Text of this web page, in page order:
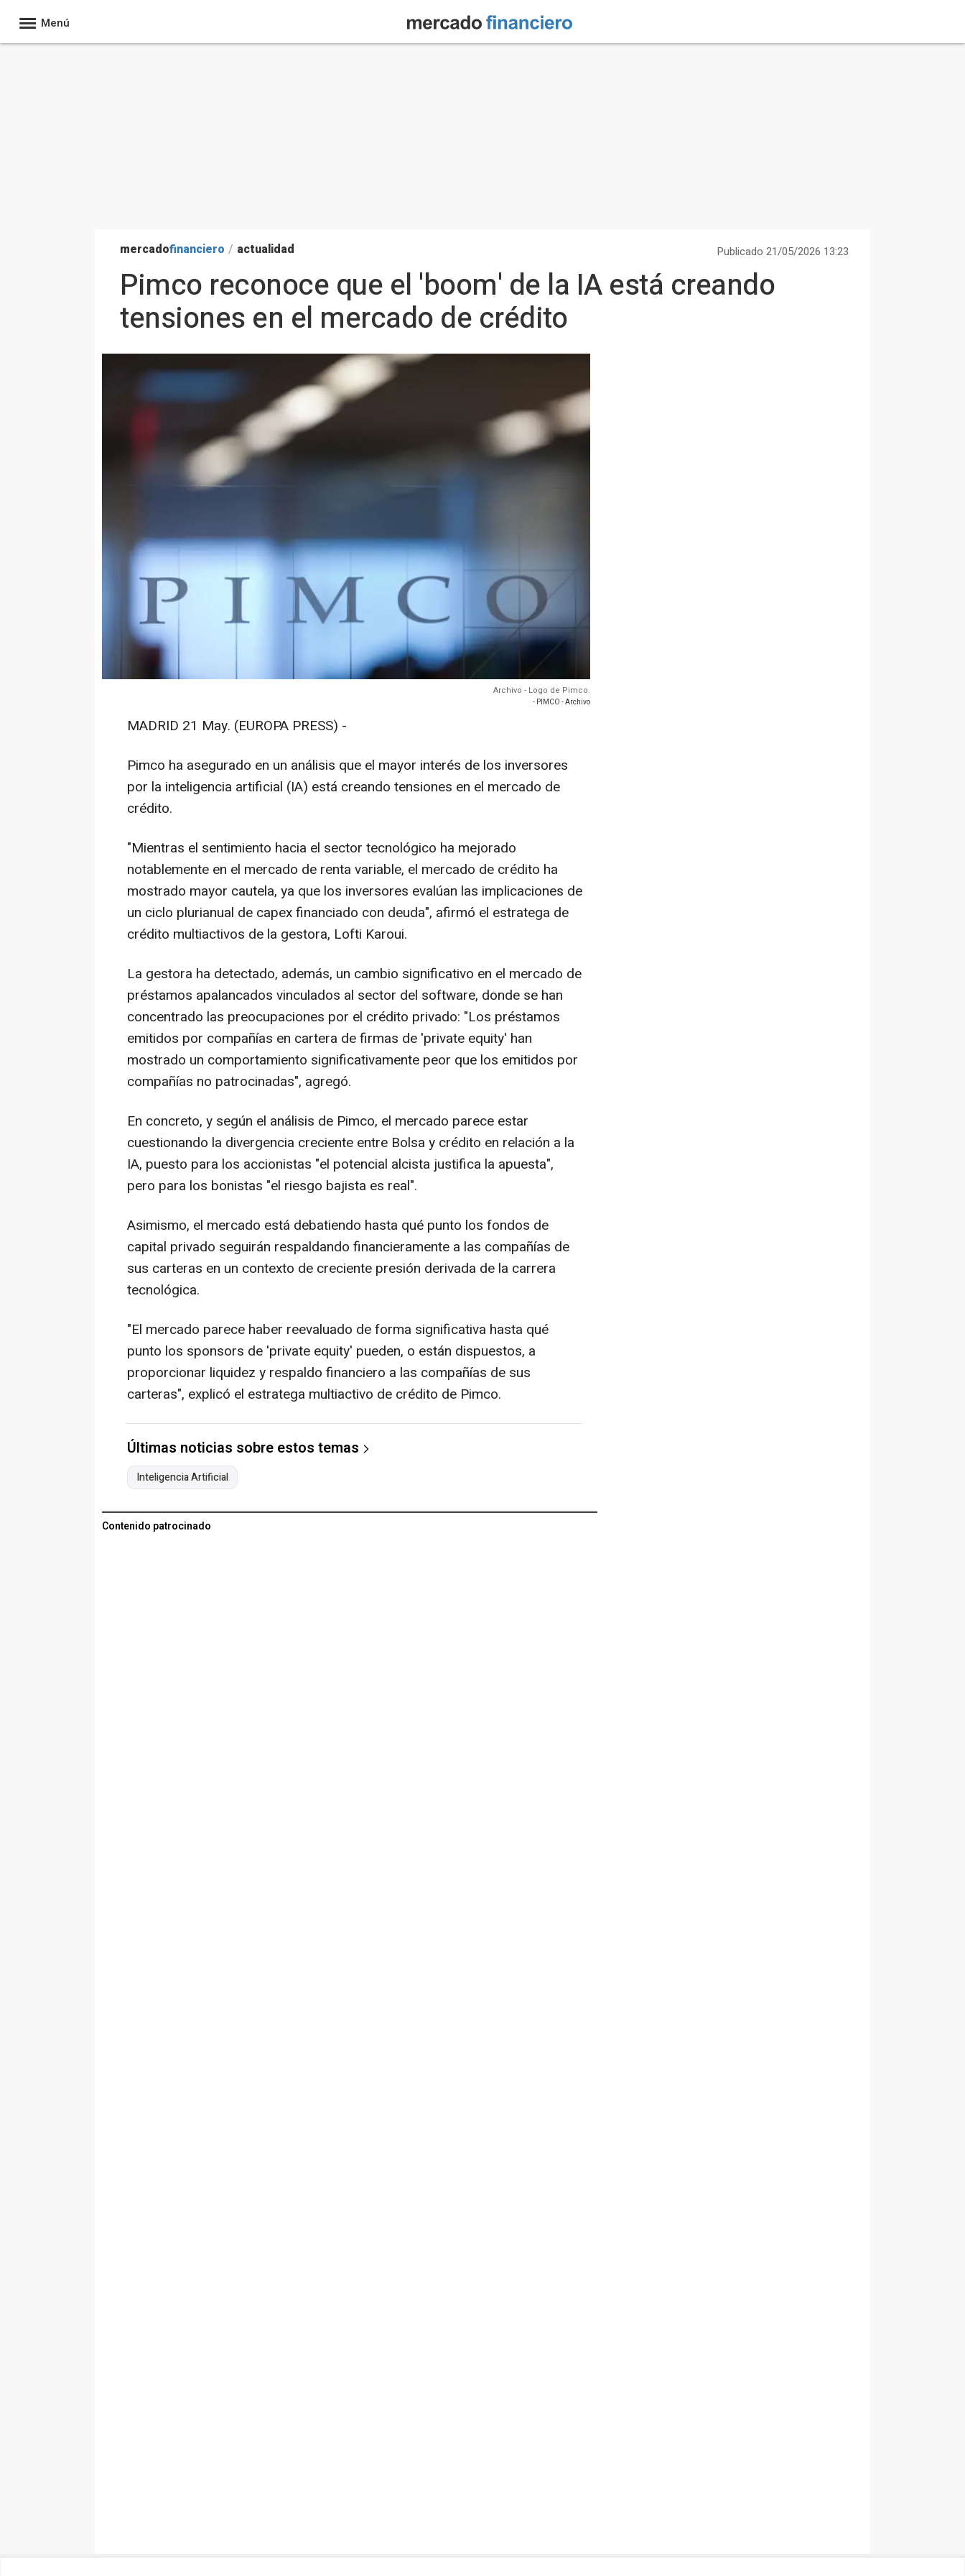
Menú
mercadofinanciero / actualidad Publicado 21/05/2026 13:23
Pimco reconoce que el 'boom' de la IA está creando
tensiones en el mercado de crédito
Archivo - Logo de Pimco.
- PIMCO - Archivo
MADRID 21 May. (EUROPA PRESS) -
Pimco ha asegurado en un análisis que el mayor interés de los inversores
por la inteligencia artificial (IA) está creando tensiones en el mercado de
crédito.
"Mientras el sentimiento hacia el sector tecnológico ha mejorado
notablemente en el mercado de renta variable, el mercado de crédito ha
mostrado mayor cautela, ya que los inversores evalúan las implicaciones de
un ciclo plurianual de capex financiado con deuda", afirmó el estratega de
crédito multiactivos de la gestora, Lofti Karoui.
La gestora ha detectado, además, un cambio significativo en el mercado de
préstamos apalancados vinculados al sector del software, donde se han
concentrado las preocupaciones por el crédito privado: "Los préstamos
emitidos por compañías en cartera de firmas de 'private equity' han
mostrado un comportamiento significativamente peor que los emitidos por
compañías no patrocinadas", agregó.
En concreto, y según el análisis de Pimco, el mercado parece estar
cuestionando la divergencia creciente entre Bolsa y crédito en relación a la
IA, puesto para los accionistas "el potencial alcista justifica la apuesta",
pero para los bonistas "el riesgo bajista es real".
Asimismo, el mercado está debatiendo hasta qué punto los fondos de
capital privado seguirán respaldando financieramente a las compañías de
sus carteras en un contexto de creciente presión derivada de la carrera
tecnológica.
"El mercado parece haber reevaluado de forma significativa hasta qué
punto los sponsors de 'private equity' pueden, o están dispuestos, a
proporcionar liquidez y respaldo financiero a las compañías de sus
carteras", explicó el estratega multiactivo de crédito de Pimco.
Últimas noticias sobre estos temas
Inteligencia Artificial
Contenido patrocinado